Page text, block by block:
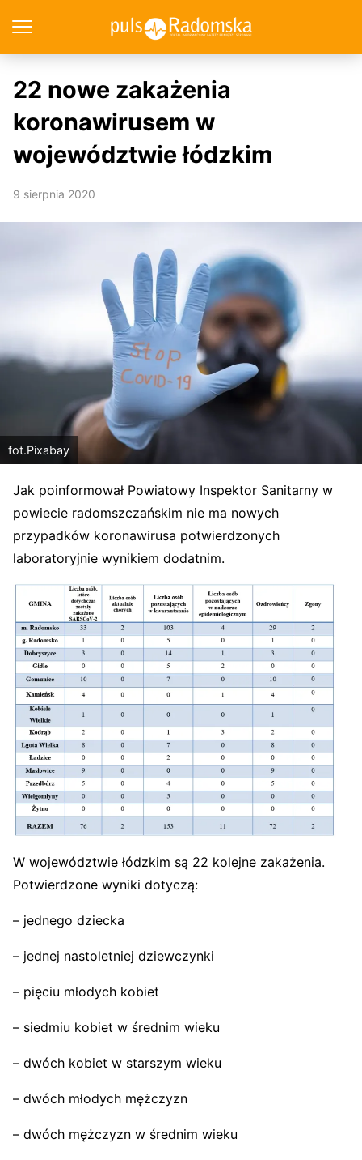
22 nowe zakażenia
koronawirusem w
województwie łódzkim
9 sierpnia 2020
fot.Pixabay
Jak poinformował Powiatowy Inspektor Sanitarny w
powiecie radomszczańskim nie ma nowych
przypadków koronawirusa potwierdzonych
laboratoryjnie wynikiem dodatnim.
W województwie łódzkim są 22 kolejne zakażenia.
Potwierdzone wyniki dotyczą:
– jednego dziecka
– jednej nastoletniej dziewczynki
– pięciu młodych kobiet
– siedmiu kobiet w średnim wieku
– dwóch kobiet w starszym wieku
– dwóch młodych mężczyzn
– dwóch mężczyzn w średnim wieku